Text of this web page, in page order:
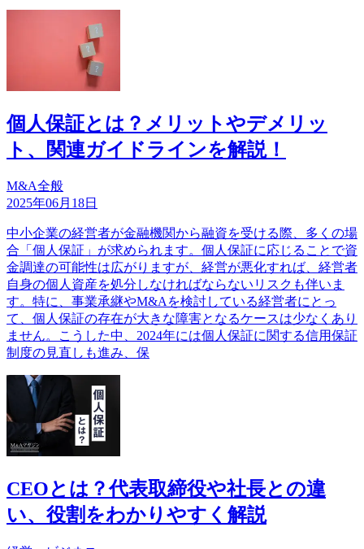
個人保証とは？メリットやデメリッ
ト、関連ガイドラインを解説！
M&A全般
2025年06月18日
中小企業の経営者が金融機関から融資を受ける際、多くの場
合「個人保証」が求められます。個人保証に応じることで資
金調達の可能性は広がりますが、経営が悪化すれば、経営者
自身の個人資産を処分しなければならないリスクも伴いま
す。特に、事業承継やM&Aを検討している経営者にとっ
て、個人保証の存在が大きな障害となるケースは少なくあり
ません。こうした中、2024年には個人保証に関する信用保証
制度の見直しも進み、保
CEOとは？代表取締役や社長との違
い、役割をわかりやすく解説